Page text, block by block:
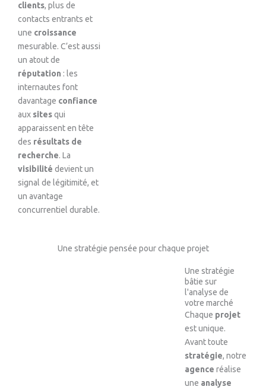
clients, plus de
contacts entrants et
une croissance
mesurable. C’est aussi
un atout de
réputation : les
internautes font
davantage confiance
aux sitesqui
apparaissent en tête
des résultats de
recherche. La
visibilité devient un
signal de légitimité, et
un avantage
concurrentiel durable.
Une stratégie pensée pour chaque projet
Une stratégie
bâtie sur
l'analyse de
votre marché
Chaque projet
est unique.
Avant toute
stratégie, notre
agence réalise
une analyse